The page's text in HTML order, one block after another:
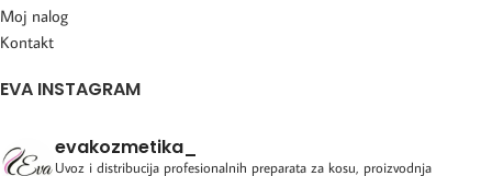
Moj nalog
Kontakt
EVA INSTAGRAM
evakozmetika_
Uvoz i distribucija profesionalnih preparata za kosu, proizvodnja